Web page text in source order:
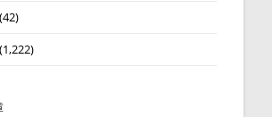
(42)
(1,222)